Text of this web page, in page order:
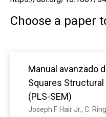
Choose a paper
Manual avanzado
Squares
(PLS-SEM)